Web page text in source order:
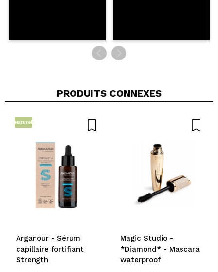
PRODUITS CONNEXES
Naturel
Arganour - Sérum
capillaire fortifiant
Strength
Magic Studio -
*Diamond* - Mascara
waterproof